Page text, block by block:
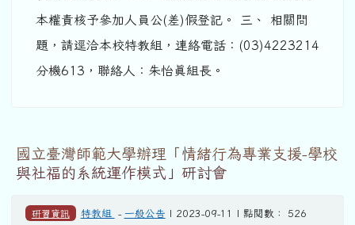
本權責核予參加人員公(差)假登記。 三、 相關問
題，請逕洽本校特教組，連絡電話：(03)4223214
分機613，聯絡人：朱怡眞組長。
國立臺灣師範大學辦理「情緒行為專業支援-學校
與社福的系統運作模式」研討會
研習資訊 特教組 - 一般公告 | 2023-09-11 | 點閱數： 526